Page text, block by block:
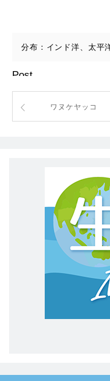
分布：インド洋、太平
Post
ワヌケヤッコ